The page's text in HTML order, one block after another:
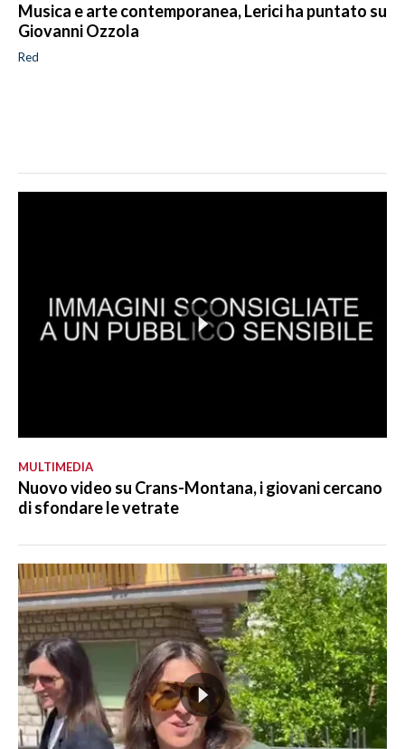
Musica e arte contemporanea, Lerici ha puntato su
Giovanni Ozzola
Red
MULTIMEDIA
Nuovo video su Crans-Montana, i giovani cercano
di sfondare le vetrate